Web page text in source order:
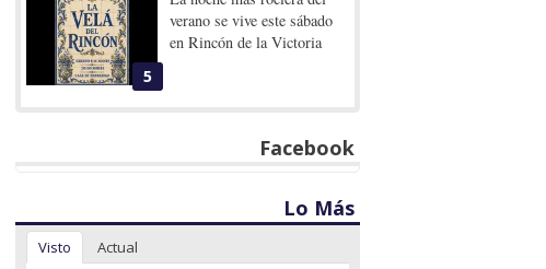
5
verano se vive este sábado
en Rincón de la Victoria
Facebook
Lo Más
Visto Actual